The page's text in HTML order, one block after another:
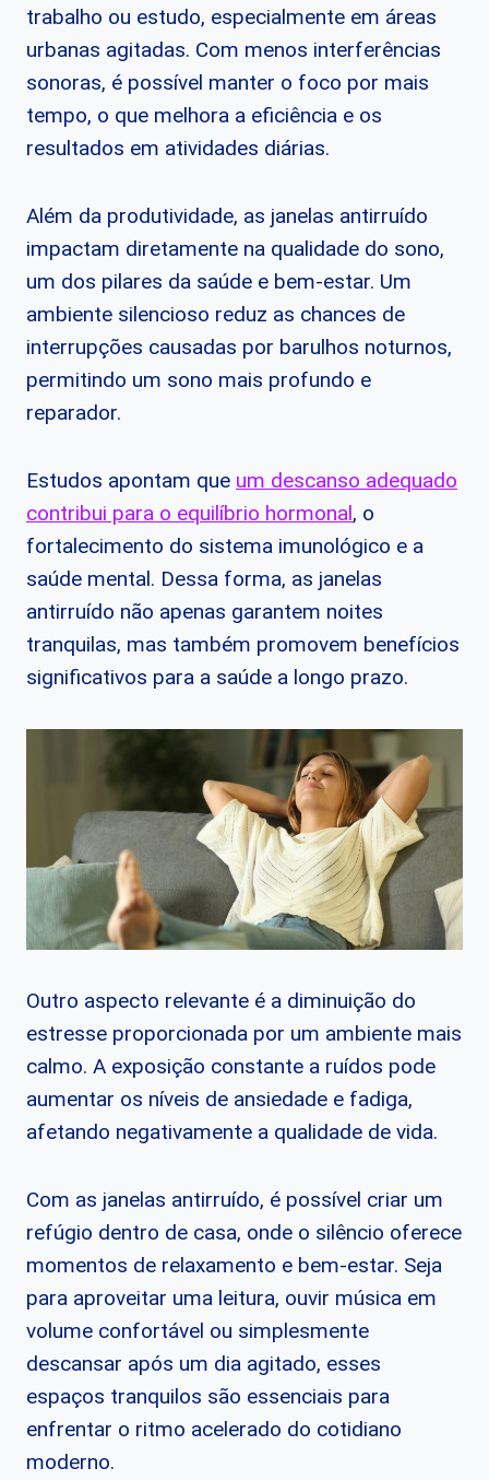
trabalho ou estudo, especialmente em áreas
urbanas agitadas. Com menos interferências
sonoras, é possível manter o foco por mais
tempo, o que melhora a eficiência e os
resultados em atividades diárias.
Além da produtividade, as janelas antirruído
impactam diretamente na qualidade do sono,
um dos pilares da saúde e bem-estar. Um
ambiente silencioso reduz as chances de
interrupções causadas por barulhos noturnos,
permitindo um sono mais profundo e
reparador.
Estudos apontam que um descanso adequado
contribui para o equilíbrio hormonal, o
fortalecimento do sistema imunológico e a
saúde mental. Dessa forma, as janelas
antirruído não apenas garantem noites
tranquilas, mas também promovem benefícios
significativos para a saúde a longo prazo.
Outro aspecto relevante é a diminuição do
estresse proporcionada por um ambiente mais
calmo. A exposição constante a ruídos pode
aumentar os níveis de ansiedade e fadiga,
afetando negativamente a qualidade de vida.
Com as janelas antirruído, é possível criar um
refúgio dentro de casa, onde o silêncio oferece
momentos de relaxamento e bem-estar. Seja
para aproveitar uma leitura, ouvir música em
volume confortável ou simplesmente
descansar após um dia agitado, esses
espaços tranquilos são essenciais para
enfrentar o ritmo acelerado do cotidiano
moderno.